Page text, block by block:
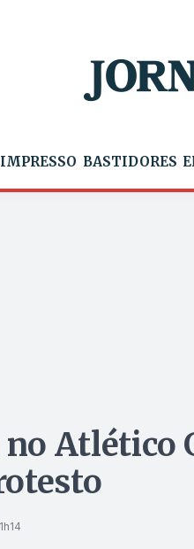
IMPRESSO BASTIDORES
no Atlético